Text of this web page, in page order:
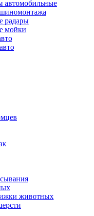
автомобильные
радары
мойки
животных